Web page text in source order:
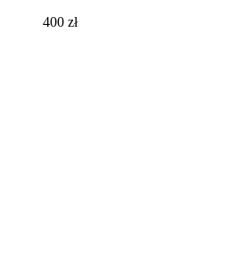
400 zł